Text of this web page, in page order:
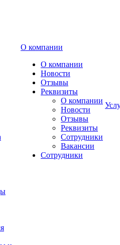
О компании
О компании
Новости
Отзывы
Реквизиты
О компании
Новости
Отзывы
Реквизиты
Сотрудники
Вакансии
Сотрудники